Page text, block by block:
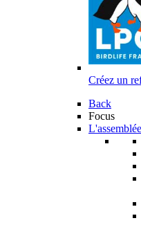
Créez un
Back
Focus